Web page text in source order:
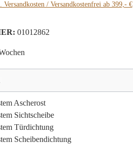
/ Versandkostenfrei ab 399,- €
01012862
Ascherost
Sichtscheibe
Türdichtung
Scheibendichtung